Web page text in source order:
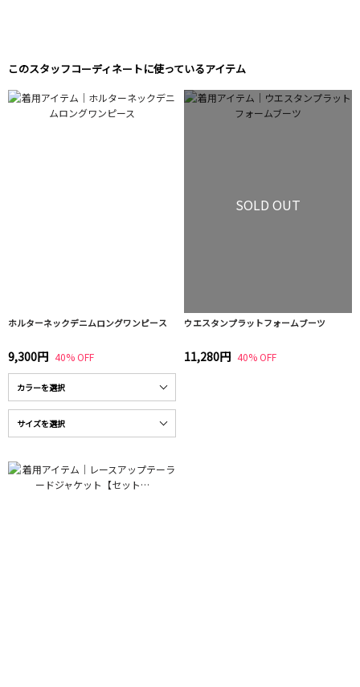
このスタッフコーディネートに使っているアイテム
ホルターネックデニムロングワンピース
9,300円 40% OFF
SOLD OUT
ウエスタンプラットフォームブーツ
11,280円 40% OFF